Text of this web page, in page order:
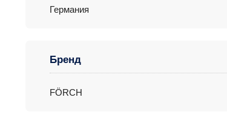
Германия
Бренд
FÖRCH